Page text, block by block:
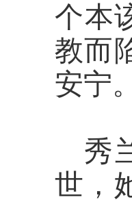
个本
教而
安宁。
秀
世，